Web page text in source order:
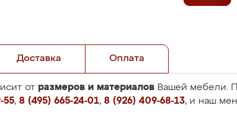
Доставка Оплата
от размеров и материалов Вашей мебели.
55, 8 (495) 665-24-01, 8 (926) 409-68-13, и наш